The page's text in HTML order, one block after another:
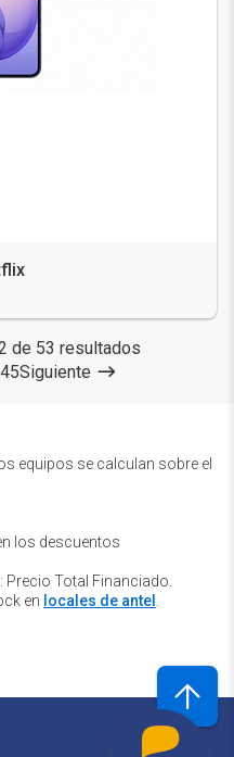
de 53 resultados
45Siguiente
equipos se calculan sobre el
los descuentos
Precio Total Financiado.
en locales de antel